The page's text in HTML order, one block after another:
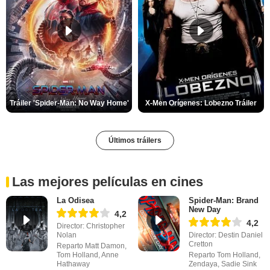
Tráiler 'Spider-Man: No Way Home' X-Men Orígenes: Lobezno Tráiler
Últimos tráilers
Las mejores películas en cines
La Odisea
4,2
Director: Christopher
Nolan
Reparto Matt Damon,
Tom Holland, Anne
Hathaway
Spider-Man: Brand
New Day
4,2
Director: Destin Daniel
Cretton
Reparto Tom Holland,
Zendaya, Sadie Sink